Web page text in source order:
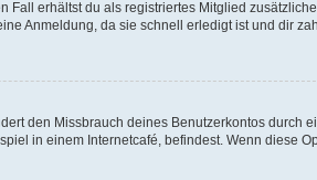
Fall erhältst du als registriertes Mitglied
Anmeldung, da sie schnell erledigt ist und dir
den Missbrauch deines Benutzerkontos durch
in einem Internetcafé, befindest. Wenn diese